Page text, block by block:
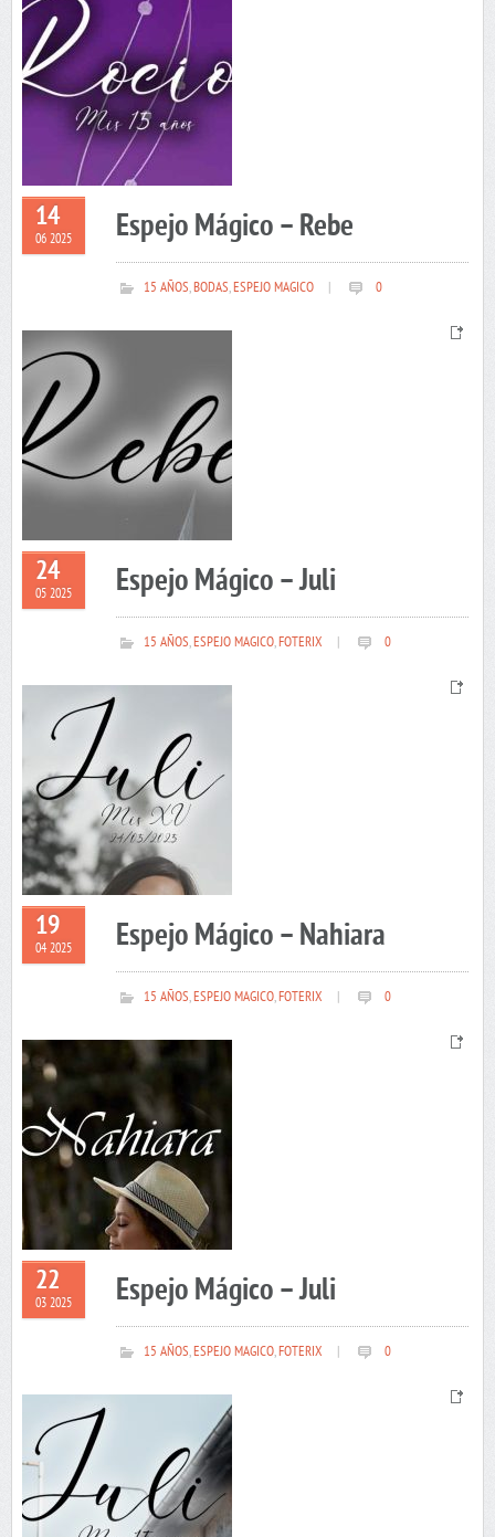
14
06 2025 Espejo Mágico – Rebe
15 AÑOS,BODAS,ESPEJO MAGICO 0
24
05 2025 Espejo Mágico – Juli
15 AÑOS,ESPEJO MAGICO,FOTERIX 0
19
04 2025 Espejo Mágico – Nahiara
15 AÑOS,ESPEJO MAGICO,FOTERIX 0
22
03 2025 Espejo Mágico – Juli
15 AÑOS,ESPEJO MAGICO,FOTERIX 0